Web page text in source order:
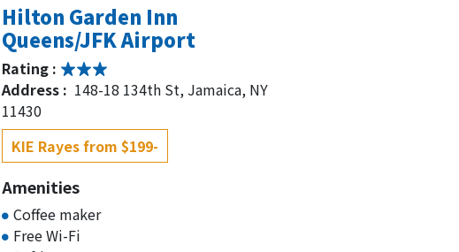
Hilton Garden Inn
Queens/JFK Airport
Rating :
Address : 148-18 134th St, Jamaica, NY
11430
KIE Rayes from $199-
Amenities
Coffee maker
Free Wi-Fi